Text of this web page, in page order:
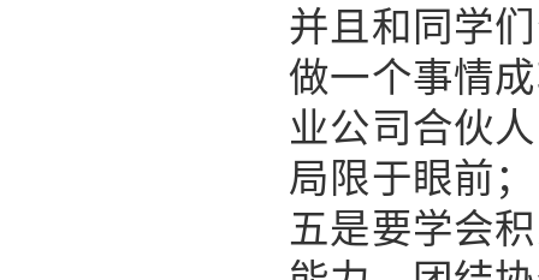
并且和同学
做一个事情
业公司合伙
局限于眼前
五是要学会